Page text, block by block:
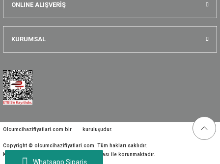
Whatsapp Sipariş
ONLINE ALIŞVERİŞ
KURUMSAL
Olcumcihazifiyatlari.com bir kuruluşudur.
Copyright © olcumcihazifiyatlari.com. Tüm hakları saklıdır.
Kredi kartı bilgileriniz 256bit SSL sertifikası ile korunmaktadır.